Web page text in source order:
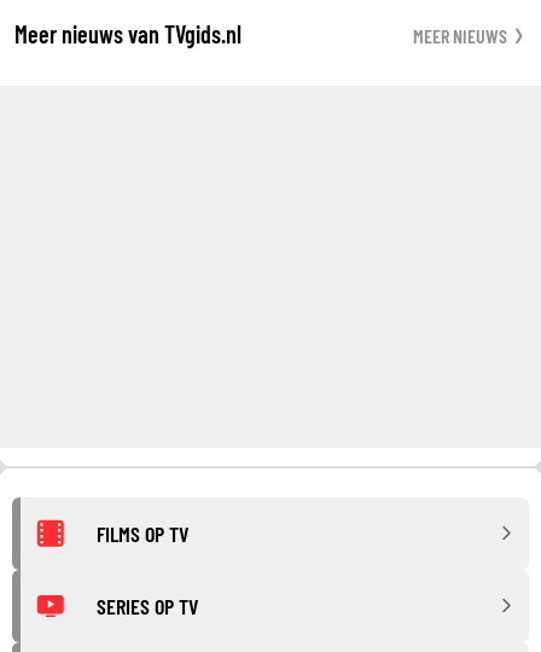
Meer nieuws van TVgids.nl MEER NIEUWS
FILMS OP TV
SERIES OP TV